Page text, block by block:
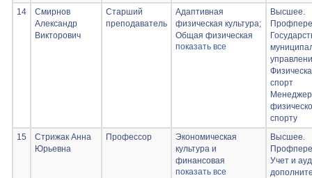
Колористика в
графическом
дизайне;
Композиция в
Учебная практика.
Проектно-
технологическая
практика
14
Смирнов
Александр
Викторович
Старший
преподаватель
Адаптивная
физическая культура;
Общая физическая
культура;
показать все
Высшее.
спорт
спорту
15
Стрижак Анна
Юрьевна
Профессор
Экономическая
культура и
финансовая
грамотность;
показать все
Высшее.
Учет и